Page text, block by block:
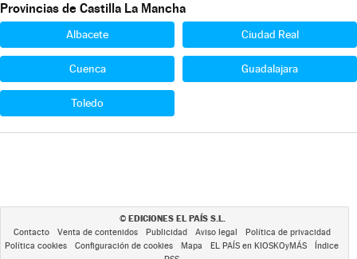
Provincias de Castilla La Mancha
Albacete Ciudad Real
Cuenca Guadalajara
Toledo
© EDICIONES EL PAÍS S.L.
Contacto Venta de contenidos Publicidad Aviso legal
Política de privacidad
Política cookies
Configuración de cookies Mapa EL PAÍS en KIOSKOyMÁS
Índice